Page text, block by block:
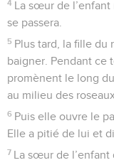
4 La sœur de
se passera.
5 Plus tard, la fille du
baigner. Pendant ce
promènent le long
au milieu des
6 Puis elle ouvre le
Elle a pitié de lui et
7 La sœur de l’enfant